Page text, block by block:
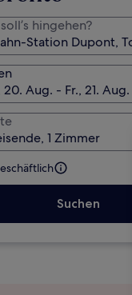
hingehen?
20. Aug. - Fr., 21. Aug.
1 Zimmer
Suchen